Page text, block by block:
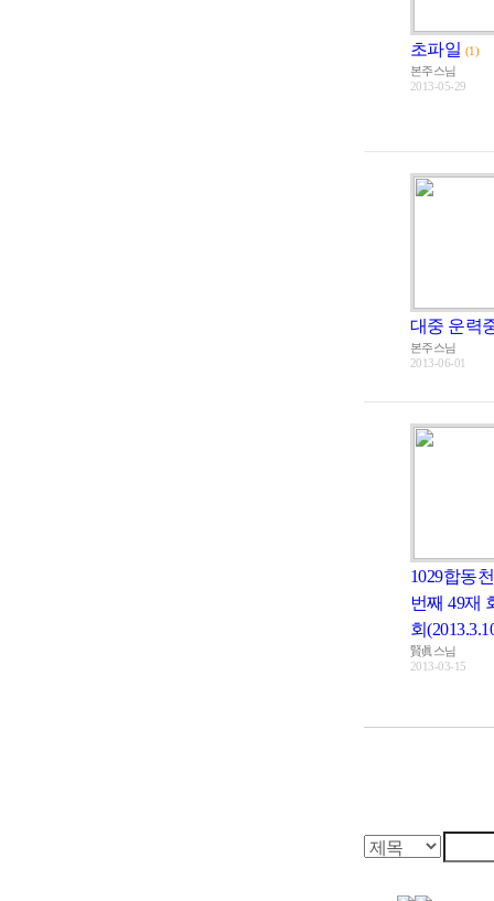
초파일 (1)
본주스님
2013-05-29
대중 운력
본주스님
2013-06-01
1029합동
번째 49재
회
賢眞스님
2013-03-15